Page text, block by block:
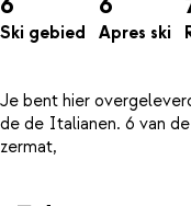
Ski gebied Apres ski
Je bent hier
de de Italianen. 6 van